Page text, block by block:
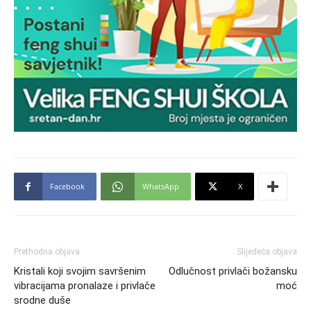
Facebook WhatsApp X
Prethodna objava
Kristali koji svojim savršenim
vibracijama pronalaze i privlače
srodne duše
Slijedeća objava
Odlučnost privlači božansku
moć